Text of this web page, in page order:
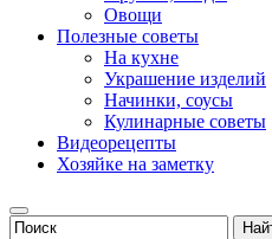
Овощи
Полезные советы
На кухне
Украшение изделий
Начинки, соусы
Кулинарные советы
Видеорецепты
Хозяйке на заметку